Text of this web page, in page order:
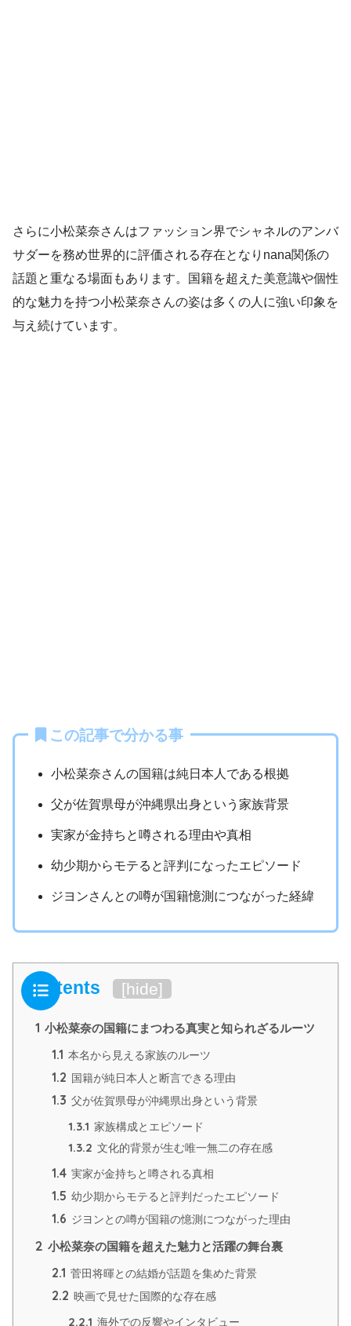
さらに小松菜奈さんはファッション界でシャネルのアンバ
サダーを務め世界的に評価される存在となりnana関係の
話題と重なる場面もあります。国籍を超えた美意識や個性
的な魅力を持つ小松菜奈さんの姿は多くの人に強い印象を
与え続けています。
この記事で分かる事
小松菜奈さんの国籍は純日本人である根拠
父が佐賀県母が沖縄県出身という家族背景
実家が金持ちと噂される理由や真相
幼少期からモテると評判になったエピソード
ジヨンさんとの噂が国籍憶測につながった経緯
Contents [hide]
1 小松菜奈の国籍にまつわる真実と知られざるルーツ
1.1 本名から見える家族のルーツ
1.2 国籍が純日本人と断言できる理由
1.3 父が佐賀県母が沖縄県出身という背景
1.3.1 家族構成とエピソード
1.3.2 文化的背景が生む唯一無二の存在感
1.4 実家が金持ちと噂される真相
1.5 幼少期からモテると評判だったエピソード
1.6 ジヨンとの噂が国籍の憶測につながった理由
2 小松菜奈の国籍を超えた魅力と活躍の舞台裏
2.1 菅田将暉との結婚が話題を集めた背景
2.2 映画で見せた国際的な存在感
2.2.1 海外での反響やインタビュー